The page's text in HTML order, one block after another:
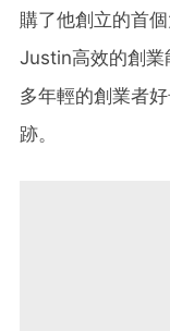
購了他創立的首
Justin高效的創業
多年輕的創業者
跡。